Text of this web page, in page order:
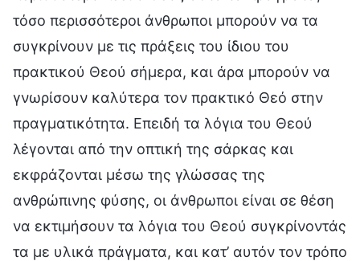
τόσο περισσότεροι άνθρωποι μπορούν να τα
συγκρίνουν με τις πράξεις του ίδιου του
πρακτικού Θεού σήμερα, και άρα μπορούν να
γνωρίσουν καλύτερα τον πρακτικό Θεό στην
πραγματικότητα. Επειδή τα λόγια του Θεού
λέγονται από την οπτική της σάρκας και
εκφράζονται μέσω της γλώσσας της
ανθρώπινης φύσης, οι άνθρωποι είναι σε θέση
να εκτιμήσουν τα λόγια του Θεού συγκρίνοντάς
τα με υλικά πράγματα, και κατ’ αυτόν τον τρόπο